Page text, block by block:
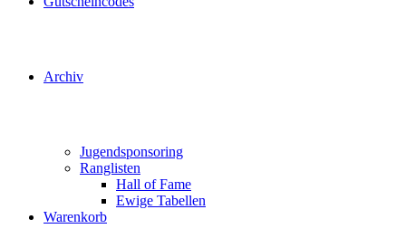
Archiv
Jugendsponsoring
Ranglisten
Hall of Fame
Ewige Tabellen
Warenkorb